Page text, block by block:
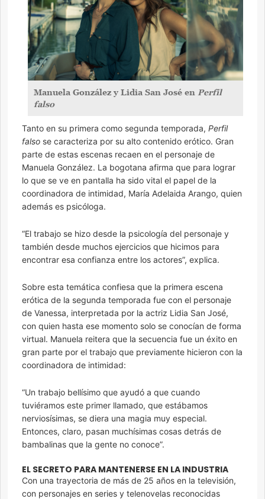
Manuela González y Lidia San José en Perfil
falso
Tanto en su primera como segunda temporada, Perfil
falso se caracteriza por su alto contenido erótico. Gran
parte de estas escenas recaen en el personaje de
Manuela González. La bogotana afirma que para lograr
lo que se ve en pantalla ha sido vital el papel de la
coordinadora de intimidad, María Adelaida Arango, quien
además es psicóloga.
“El trabajo se hizo desde la psicología del personaje y
también desde muchos ejercicios que hicimos para
encontrar esa confianza entre los actores”, explica.
Sobre esta temática confiesa que la primera escena
erótica de la segunda temporada fue con el personaje
de Vanessa, interpretada por la actriz Lidia San José,
con quien hasta ese momento solo se conocían de forma
virtual. Manuela reitera que la secuencia fue un éxito en
gran parte por el trabajo que previamente hicieron con la
coordinadora de intimidad:
“Un trabajo bellísimo que ayudó a que cuando
tuviéramos este primer llamado, que estábamos
nerviosísimas, se diera una magia muy especial.
Entonces, claro, pasan muchísimas cosas detrás de
bambalinas que la gente no conoce”.
EL SECRETO PARA MANTENERSE EN LA INDUSTRIA
Con una trayectoria de más de 25 años en la televisión,
con personajes en series y telenovelas reconocidas